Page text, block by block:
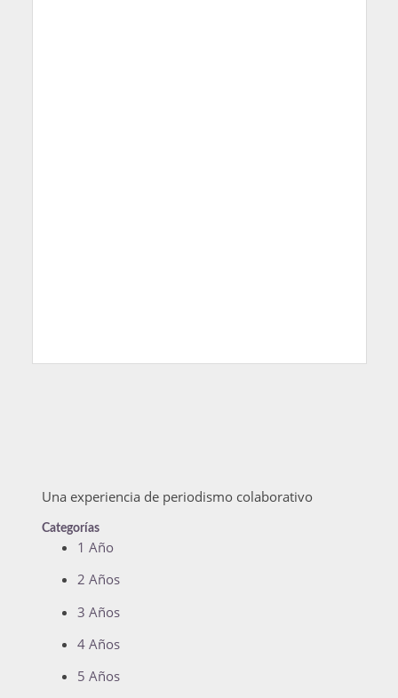
Una experiencia de periodismo colaborativo
Categorías
1 Año
2 Años
3 Años
4 Años
5 Años